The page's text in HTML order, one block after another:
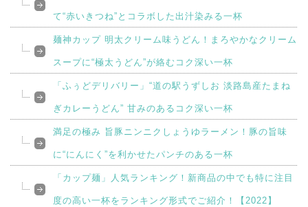
て“赤いきつね”とコラボした出汁染みる一杯
麺神カップ 明太クリーム味うどん！まろやかなクリーム
スープに“極太うどん”が絡むコク深い一杯
「ふぅどデリバリー」“道の駅うずしお 淡路島産たまね
ぎカレーうどん” 甘みのあるコク深い一杯
満足の極み 旨豚ニンニクしょうゆラーメン！豚の旨味
に“にんにく”を利かせたパンチのある一杯
「カップ麺」人気ランキング！新商品の中でも特に注目
度の高い一杯をランキング形式でご紹介！【2022】